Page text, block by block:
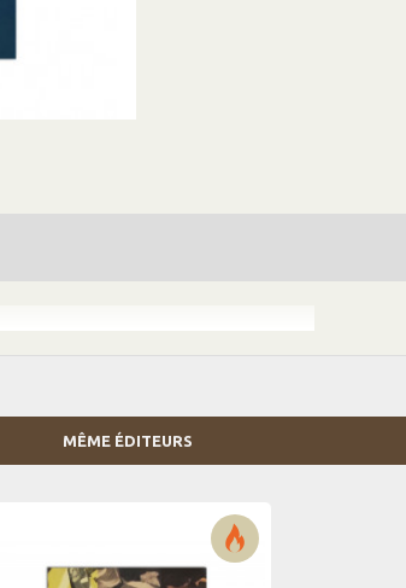
MÊME ÉDITEURS